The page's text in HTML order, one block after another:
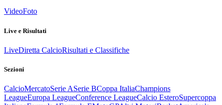
VideoFoto
Live e Risultati
LiveDiretta CalcioRisultati e Classifiche
Sezioni
CalcioMercatoSerie ASerie BCoppa ItaliaChampions
LeagueEuropa LeagueConference LeagueCalcio EsteroSupercoppa